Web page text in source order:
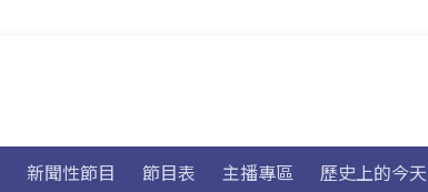
新聞性節目 節目表 主播專區 歷史上的今天